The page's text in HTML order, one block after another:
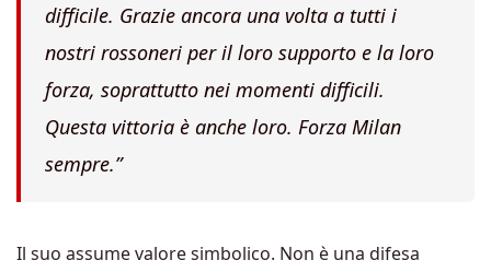
difficile. Grazie ancora una volta a tutti i
nostri rossoneri per il loro supporto e la loro
forza, soprattutto nei momenti difficili.
Questa vittoria è anche loro. Forza Milan
sempre.”
Il suo assume valore simbolico. Non è una difesa